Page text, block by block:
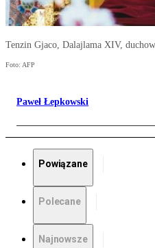
Tenzin Gjaco, Dalajlama XIV,
Foto: AFP
Paweł Łepkowski
Powiązane
Polecane
Najnowsze